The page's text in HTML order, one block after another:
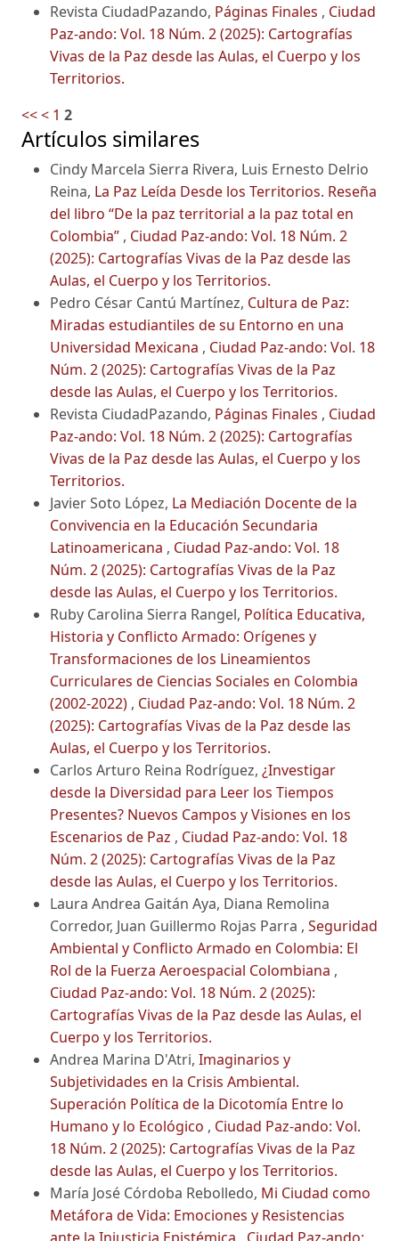
Revista CiudadPazando, Páginas Finales , Ciudad
Paz-ando: Vol. 18 Núm. 2 (2025): Cartografías
Vivas de la Paz desde las Aulas, el Cuerpo y los
Territorios.
<<< 1 2
Artículos similares
Cindy Marcela Sierra Rivera, Luis Ernesto Delrio
Reina, La Paz Leída Desde los Territorios. Reseña
del libro “De la paz territorial a la paz total en
Colombia” , Ciudad Paz-ando: Vol. 18 Núm. 2
(2025): Cartografías Vivas de la Paz desde las
Aulas, el Cuerpo y los Territorios.
Pedro César Cantú Martínez, Cultura de Paz:
Miradas estudiantiles de su Entorno en una
Universidad Mexicana , Ciudad Paz-ando: Vol. 18
Núm. 2 (2025): Cartografías Vivas de la Paz
desde las Aulas, el Cuerpo y los Territorios.
Revista CiudadPazando, Páginas Finales , Ciudad
Paz-ando: Vol. 18 Núm. 2 (2025): Cartografías
Vivas de la Paz desde las Aulas, el Cuerpo y los
Territorios.
Javier Soto López, La Mediación Docente de la
Convivencia en la Educación Secundaria
Latinoamericana , Ciudad Paz-ando: Vol. 18
Núm. 2 (2025): Cartografías Vivas de la Paz
desde las Aulas, el Cuerpo y los Territorios.
Ruby Carolina Sierra Rangel, Política Educativa,
Historia y Conflicto Armado: Orígenes y
Transformaciones de los Lineamientos
Curriculares de Ciencias Sociales en Colombia
(2002-2022) , Ciudad Paz-ando: Vol. 18 Núm. 2
(2025): Cartografías Vivas de la Paz desde las
Aulas, el Cuerpo y los Territorios.
Carlos Arturo Reina Rodríguez, ¿Investigar
desde la Diversidad para Leer los Tiempos
Presentes? Nuevos Campos y Visiones en los
Escenarios de Paz , Ciudad Paz-ando: Vol. 18
Núm. 2 (2025): Cartografías Vivas de la Paz
desde las Aulas, el Cuerpo y los Territorios.
Laura Andrea Gaitán Aya, Diana Remolina
Corredor, Juan Guillermo Rojas Parra , Seguridad
Ambiental y Conflicto Armado en Colombia: El
Rol de la Fuerza Aeroespacial Colombiana ,
Ciudad Paz-ando: Vol. 18 Núm. 2 (2025):
Cartografías Vivas de la Paz desde las Aulas, el
Cuerpo y los Territorios.
Andrea Marina D'Atri, Imaginarios y
Subjetividades en la Crisis Ambiental.
Superación Política de la Dicotomía Entre lo
Humano y lo Ecológico , Ciudad Paz-ando: Vol.
18 Núm. 2 (2025): Cartografías Vivas de la Paz
desde las Aulas, el Cuerpo y los Territorios.
María José Córdoba Rebolledo, Mi Ciudad como
Metáfora de Vida: Emociones y Resistencias
ante la Injusticia Epistémica
Ciudad Paz-ando: